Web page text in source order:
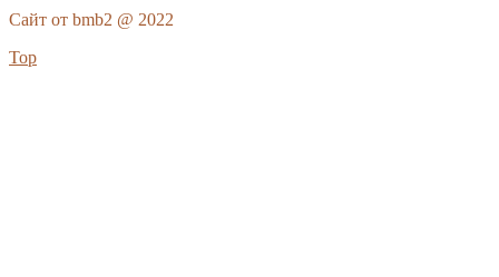
Сайт от bmb2 @ 2022
Top